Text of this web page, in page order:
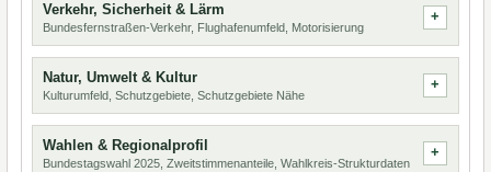
Verkehr, Sicherheit & Lärm
Bundesfernstraßen-Verkehr, Flughafenumfeld, Motorisierung
Natur, Umwelt & Kultur
Kulturumfeld, Schutzgebiete, Schutzgebiete Nähe
Wahlen & Regionalprofil
Bundestagswahl 2025, Zweitstimmenanteile, Wahlkreis-Strukturdaten